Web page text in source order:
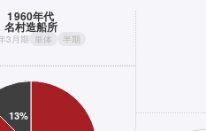
1960年代
名村造船所
3月期 単体 半期